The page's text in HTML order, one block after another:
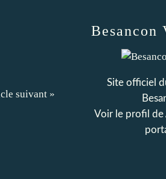
suivant »
Besancon
Site officiel
Voir le profil de